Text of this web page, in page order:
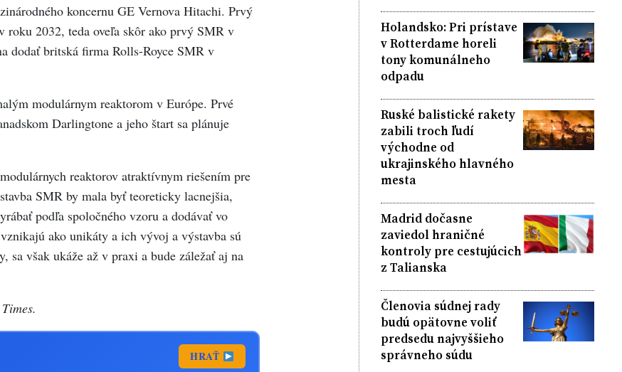
koncernu GE Vernova Hitachi. Prvý
roku 2032, teda oveľa skôr ako prvý SMR v
dodať britská firma Rolls-Royce SMR v
modulárnym reaktorom v Európe. Prvé
Darlingtone a jeho štart sa plánuje
reaktorov atraktívnym riešením pre
SMR by mala byť teoreticky lacnejšia,
podľa spoločného vzoru a dodávať vo
ako unikáty a ich vývoj a výstavba sú
sa však ukáže až v praxi a bude záležať aj na
HRAŤ
Holandsko: Pri prístave
v Rotterdame horeli
tony komunálneho
odpadu
Ruské balistické rakety
zabili troch ľudí
východne od
ukrajinského hlavného
mesta
Madrid dočasne
zaviedol hraničné
kontroly pre cestujúcich
z Talianska
Členovia súdnej rady
budú opätovne voliť
predsedu najvyššieho
správneho súdu